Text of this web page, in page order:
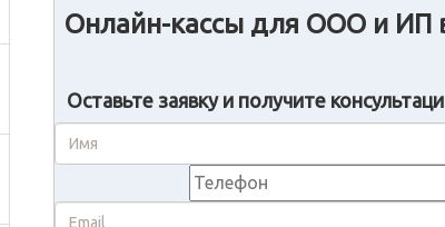
Онлайн-кассы для ООО и ИП
Оставьте заявку и получите